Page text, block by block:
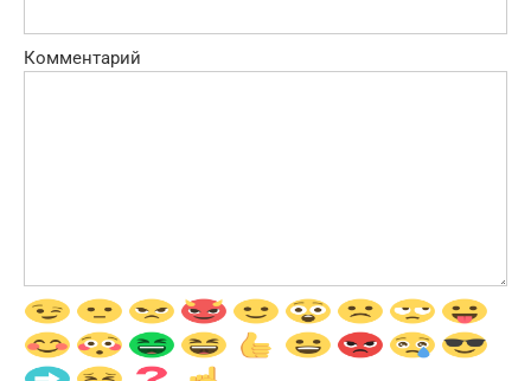
Комментарий